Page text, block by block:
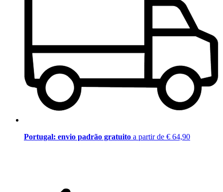
Portugal: envio padrão gratuito a partir de € 64,90